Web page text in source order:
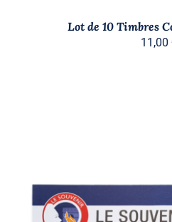
Lot de 10 Timbres
11,00
AJOUTER AU